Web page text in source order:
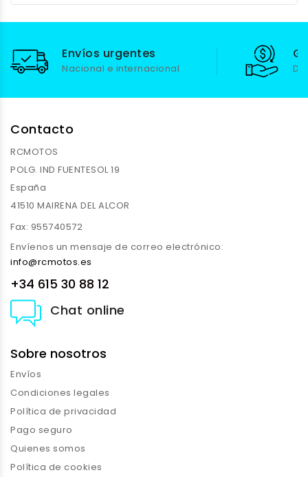
Envíos urgentes
Nacional e internacional
Contacto
RCMOTOS
POLG. IND FUENTESOL 19
España
41510 MAIRENA DEL ALCOR
Fax: 955740572
Envíenos un mensaje de correo electrónico:
info@rcmotos.es
+34 615 30 88 12
Chat online
Sobre nosotros
Envíos
Condiciones legales
Política de privacidad
Pago seguro
Quienes somos
Política de cookies